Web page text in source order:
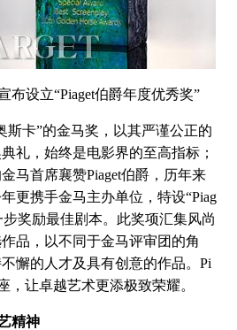
布设立“Piaget伯爵年度优秀奖”
卡”的金马奖，以其严谨公正的
礼，始终是电影界的至高指标；
马首席襄赞Piaget伯爵，历年来
更携手金马主办单位，特设“Piag
奖励最佳剧本。此奖项汇集风尚
品，以不同于金马评审团的角
懈的人才及具有创意的作品。Pi
，让卓越艺术更添极致荣耀。
精神